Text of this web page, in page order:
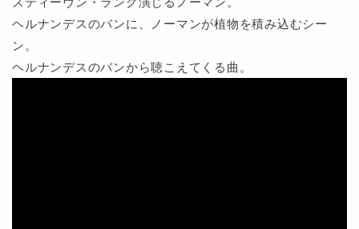
ヘルナンデスのバンに、ノーマンが植物を積み込むシー
ン。
ヘルナンデスのバンから聴こえてくる曲。